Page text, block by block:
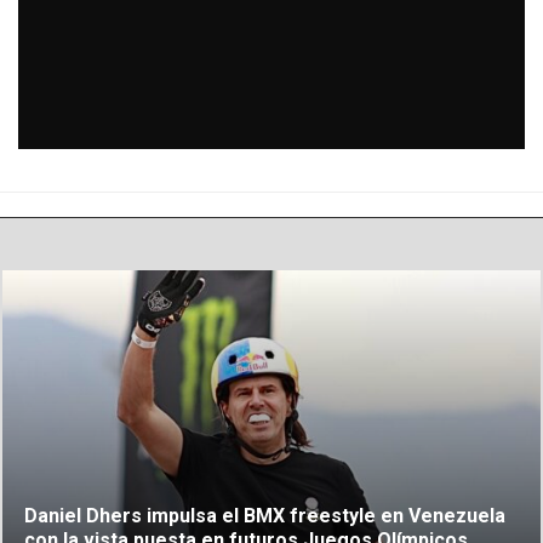
Daniel Dhers impulsa el BMX freestyle en Venezuela